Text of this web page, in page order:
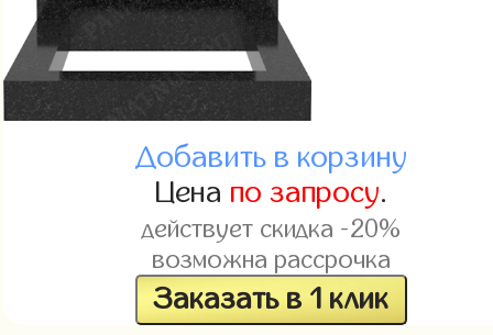
Добавить в корзину
Цена по запросу.
действует скидка -20%
возможна рассрочка
Заказать в 1 клик